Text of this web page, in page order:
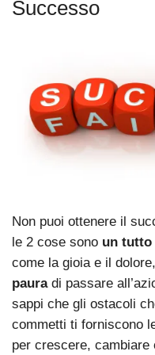
Successo
Non puoi ottenere il
le 2 cose sono un tutto
come la gioia e il
pauradi passare
sappi che gli ostacoli
commetti ti forniscono
per crescere, cambiare